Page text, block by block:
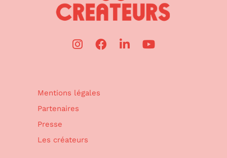
Mentions légales
Partenaires
Presse
Les créateurs